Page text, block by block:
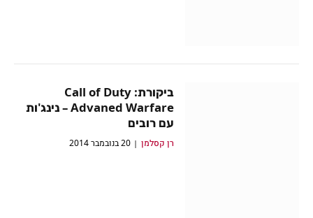
ביקורת: Call of Duty
Advaned Warfare – נינג'ות
עם רובים
רן קסלמן 20 בנובמבר 2014